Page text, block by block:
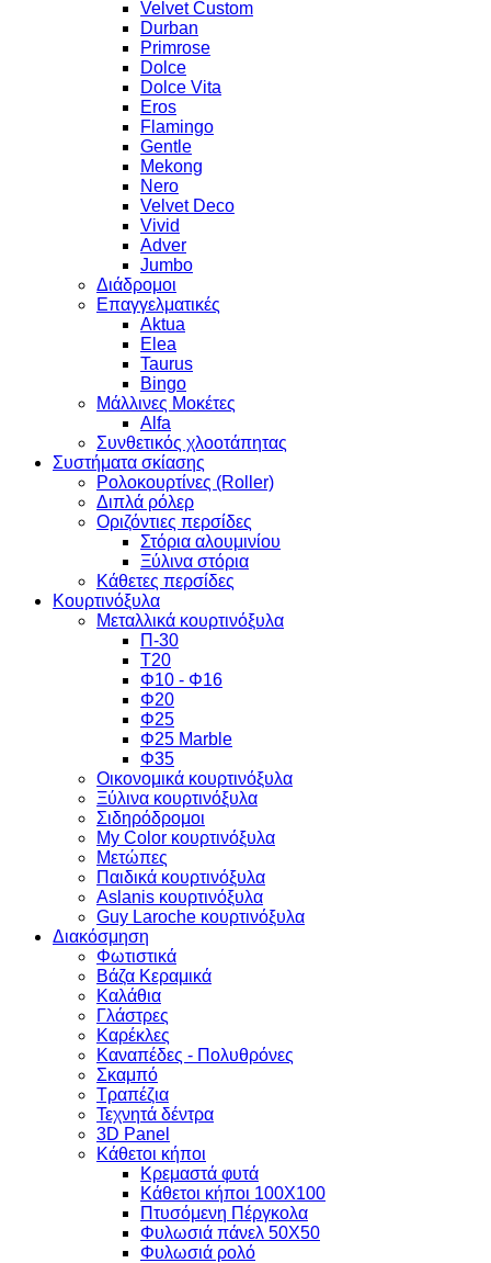
Velvet Custom
Durban
Primrose
Dolce
Dolce Vita
Eros
Flamingo
Gentle
Mekong
Nero
Velvet Deco
Vivid
Adver
Jumbo
Διάδρομοι
Επαγγελματικές
Aktua
Elea
Taurus
Bingo
Μάλλινες Μοκέτες
Alfa
Συνθετικός χλοοτάπητας
Συστήματα σκίασης
Ρολοκουρτίνες (Roller)
Διπλά ρόλερ
Οριζόντιες περσίδες
Στόρια αλουμινίου
Ξύλινα στόρια
Κάθετες περσίδες
Κουρτινόξυλα
Μεταλλικά κουρτινόξυλα
Π-30
Τ20
Φ10 - Φ16
Φ20
Φ25
Φ25 Marble
Φ35
Οικονομικά κουρτινόξυλα
Ξύλινα κουρτινόξυλα
Σιδηρόδρομοι
My Color κουρτινόξυλα
Μετώπες
Παιδικά κουρτινόξυλα
Aslanis κουρτινόξυλα
Guy Laroche κουρτινόξυλα
Διακόσμηση
Φωτιστικά
Βάζα Κεραμικά
Καλάθια
Γλάστρες
Καρέκλες
Καναπέδες - Πολυθρόνες
Σκαμπό
Τραπέζια
Τεχνητά δέντρα
3D Panel
Κάθετοι κήποι
Κρεμαστά φυτά
Κάθετοι κήποι 100Χ100
Πτυσόμενη Πέργκολα
Φυλωσιά πάνελ 50Χ50
Φυλωσιά ρολό